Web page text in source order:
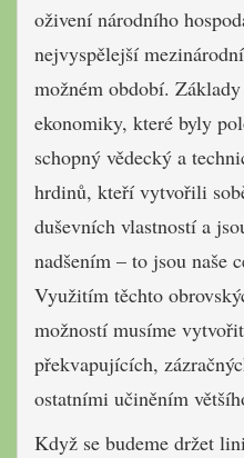
oživení národního
nejvyspělejší
možném období. Základy
ekonomiky, které byly
schopný vědecký a
hrdinů, kteří vytvořili
duševních vlastností a
nadšením – to jsou naše
Využitím těchto
možností musíme
překvapujících,
ostatními učiněním
Když se budeme držet